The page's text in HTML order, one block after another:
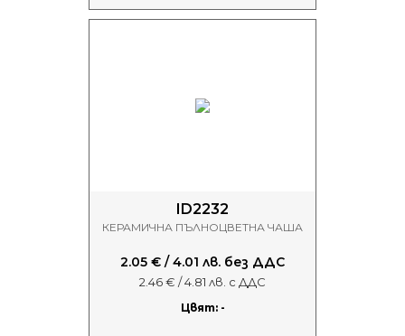
ID2232
КЕРАМИЧНА ПЪЛНОЦВЕТНА ЧАША
2.05 € / 4.01 лв. без ДДС
2.46 € / 4.81 лв. с ДДС
Цвят: -